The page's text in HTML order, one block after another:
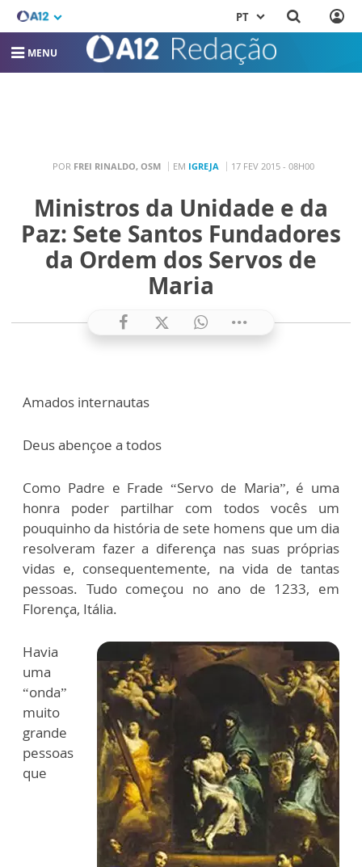
PT
MENU
POR FREI RINALDO, OSM EM IGREJA 17 FEV 2015 - 08H00
Ministros da Unidade e da
Paz: Sete Santos Fundadores
da Ordem dos Servos de
Maria
Amados internautas
Deus abençoe a todos
Como Padre e Frade “Servo de Maria”, é uma
honra poder partilhar com todos vocês um
pouquinho da história de sete homens que um dia
resolveram fazer a diferença nas suas próprias
vidas e, consequentemente, na vida de tantas
pessoas. Tudo começou no ano de 1233, em
Florença, Itália.
Havia
uma
“onda”
muito
grande
pessoas
que